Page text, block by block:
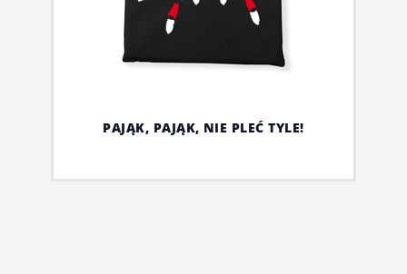
PAJĄK, PAJĄK, NIE PLEĆ TYLE!